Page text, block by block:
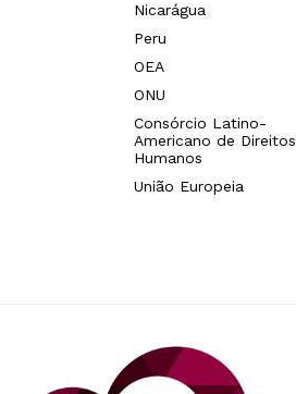
Nicarágua
Peru
OEA
ONU
Consórcio Latino-
Americano de Direitos
Humanos
União Europeia